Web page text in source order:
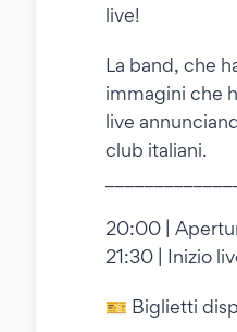
live!
La band, che
immagini che
live
club italiani.
20:00 |
21:30 | Inizio
🎫 Biglietti